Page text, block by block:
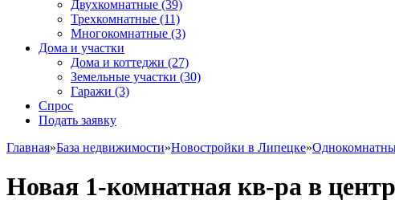
Двухкомнатные (39)
Трехкомнатные (11)
Многокомнатные (3)
Дома и участки
Дома и коттеджи (27)
Земельные участки (30)
Гаражи (3)
Спрос
Подать заявку
Главная»База недвижимости»Новостройки в Липецке»
Новая 1-комнатная кв-ра в